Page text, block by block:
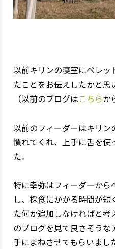
以前キリンの寝室にペレ
たことをお伝えしたかと思
（以前のブログはこちらか
以前のフィーダーはキリ
慣れてくれ、上手に舌を使
た。
特に幸弥はフィーダーか
し、採食にかかる時間が
た何か追加しなければと
のブログを見て良さそう
手にまねさせてもらいまし